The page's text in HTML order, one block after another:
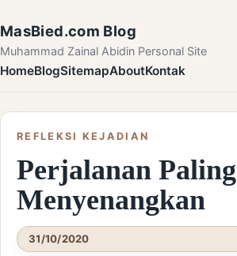
MasBied.com Blog
Muhammad Zainal Abidin Personal Site
HomeBlogSitemapAboutKontak
REFLEKSI KEJADIAN
Perjalanan Paling
Menyenangkan
31/10/2020